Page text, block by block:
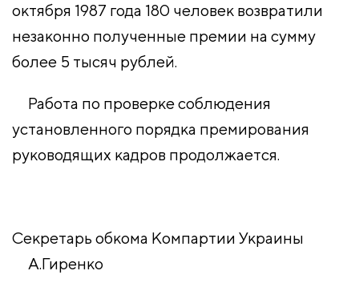
октября 1987 года 180 человек возвратили
незаконно полученные премии на сумму
более 5 тысяч рублей.
Работа по проверке соблюдения
установленного порядка премирования
руководящих кадров продолжается.
Секретарь обкома Компартии Украины
А.Гиренко